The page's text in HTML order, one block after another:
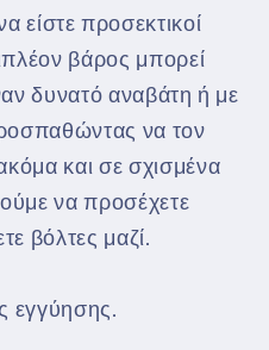
είστε προσεκτικοί
βάρος μπορεί
δυνατό αναβάτη ή με
να τον
και σε σχισμένα
να προσέχετε
βόλτες μαζί.
εγγύησης.